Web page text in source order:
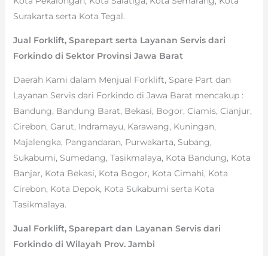
Surakarta serta Kota Tegal.
Jual Forklift, Sparepart serta Layanan Servis dari
Forkindo di Sektor Provinsi Jawa Barat
Daerah Kami dalam Menjual Forklift, Spare Part dan
Layanan Servis dari Forkindo di Jawa Barat mencakup :
Bandung, Bandung Barat, Bekasi, Bogor, Ciamis, Cianjur,
Cirebon, Garut, Indramayu, Karawang, Kuningan,
Majalengka, Pangandaran, Purwakarta, Subang,
Sukabumi, Sumedang, Tasikmalaya, Kota Bandung, Kota
Banjar, Kota Bekasi, Kota Bogor, Kota Cimahi, Kota
Cirebon, Kota Depok, Kota Sukabumi serta Kota
Tasikmalaya.
Jual Forklift, Sparepart dan Layanan Servis dari
Forkindo di Wilayah Prov. Jambi